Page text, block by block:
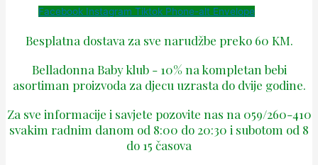
Facebook Instagram Tiktok Phone-alt Envelope
Besplatna dostava za sve narudžbe preko 60 KM.
Belladonna Baby klub - 10% na kompletan bebi
asortiman proizvoda za djecu uzrasta do dvije godine.
Za sve informacije i savjete pozovite nas na 059/260-410
svakim radnim danom od 8:00 do 20:30 i subotom od 8
do 15 časova